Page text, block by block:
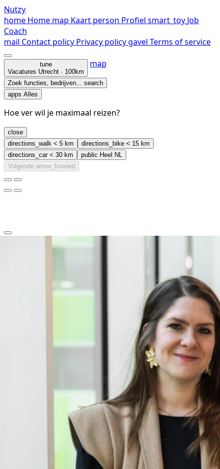
Nutzy
home Home map Kaart person Profiel smart_toy Job
Coach
mail Contact policy Privacy policygavel Terms of service
tune
Vacatures Utrecht · 100km
map
Zoek functies, bedrijven... search
apps Alles
Hoe ver wil je maximaal reizen?
close
directions_walk < 5 km directions_bike < 15 km
directions_car< 30 km public Heel NL
Volgende arrow_forward